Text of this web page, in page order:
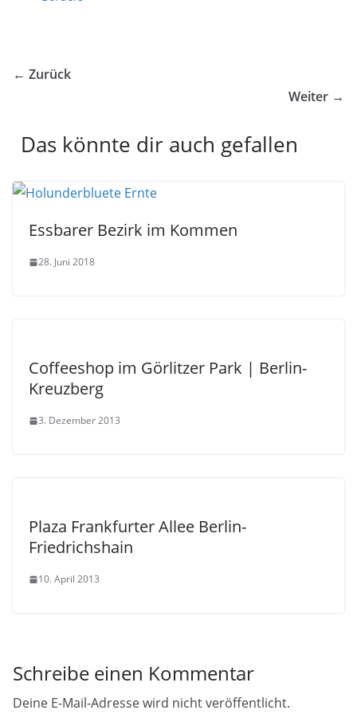
← Zurück
Weiter →
Das könnte dir auch gefallen
Essbarer Bezirk im Kommen
28. Juni 2018
Coffeeshop im Görlitzer Park | Berlin-
Kreuzberg
3. Dezember 2013
Plaza Frankfurter Allee Berlin-
Friedrichshain
10. April 2013
Schreibe einen Kommentar
Deine E-Mail-Adresse wird nicht veröffentlicht.